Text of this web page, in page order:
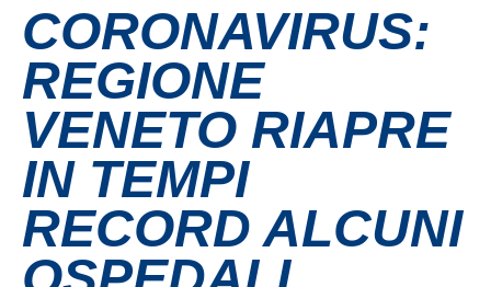
Eventi
Archivio
Contatti
Grandi eventi
Ospedale Virtuale
CORONAVIRUS:
REGIONE
VENETO RIAPRE
IN TEMPI
RECORD ALCUNI